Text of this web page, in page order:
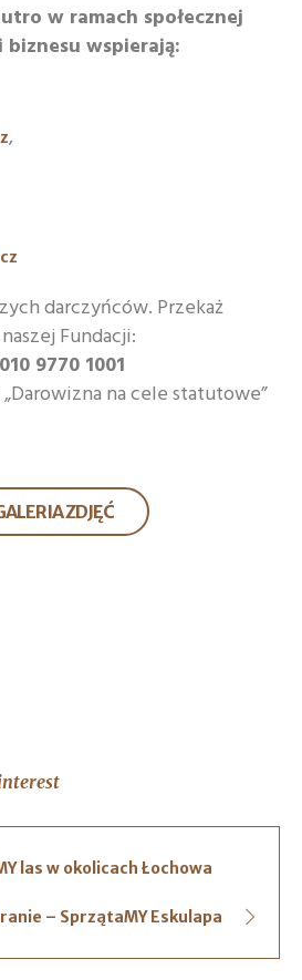
w ramach społecznej
wspierają:
,
darczyńców. Przekaż
Fundacji:
9770 1001
na cele statutowe”
ZDJĘĆ
las w okolicach Łochowa
– SprzątaMY Eskulapa